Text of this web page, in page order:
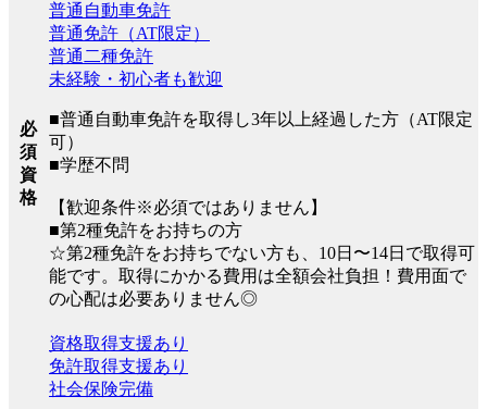
必
須
資
格
普通自動車免許
普通免許（AT限定）
普通二種免許
未経験・初心者も歓迎
■普通自動車免許を取得し3年以上経過した方（AT限定
可）
■学歴不問
【歓迎条件※必須ではありません】
■第2種免許をお持ちの方
☆第2種免許をお持ちでない方も、10日〜14日で取得可
能です。取得にかかる費用は全額会社負担！費用面で
の心配は必要ありません◎
資格取得支援あり
免許取得支援あり
社会保険完備